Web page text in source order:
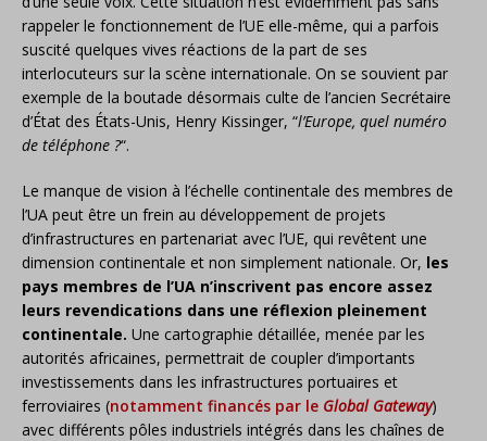
rappeler le fonctionnement de l’UE elle-même, qui a parfois
suscité quelques vives réactions de la part de ses
interlocuteurs sur la scène internationale. On se souvient par
exemple de la boutade désormais culte de l’ancien Secrétaire
d’État des États-Unis, Henry Kissinger, “l’Europe, quel numéro
de téléphone ?“.
Le manque de vision à l’échelle continentale des membres de
l’UA peut être un frein au développement de projets
d’infrastructures en partenariat avec l’UE, qui revêtent une
dimension continentale et non simplement nationale. Or, les
pays membres de l’UA n’inscrivent pas encore assez
leurs revendications dans une réflexion pleinement
continentale. Une cartographie détaillée, menée par les
autorités africaines, permettrait de coupler d’importants
investissements dans les infrastructures portuaires et
ferroviaires (notamment financés par le Global Gateway)
avec différents pôles industriels intégrés dans les chaînes de